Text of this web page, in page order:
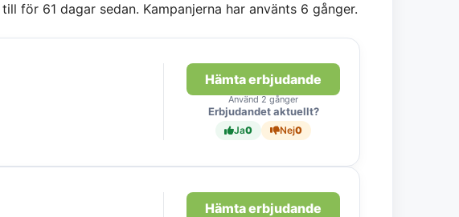
för 61 dagar sedan. Kampanjerna har använts 6 gånger.
Hämta erbjudande
Använd 2 gånger
Erbjudandet aktuellt?
Ja0 Nej0
Hämta erbjudande